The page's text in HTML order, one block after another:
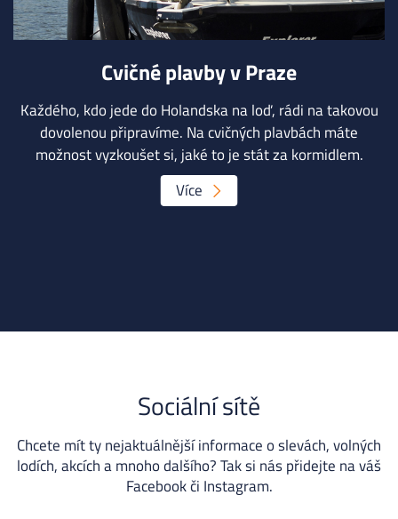
Cvičné plavby v Praze
Každého, kdo jede do Holandska na loď, rádi na takovou
dovolenou připravíme. Na cvičných plavbách máte
možnost vyzkoušet si, jaké to je stát za kormidlem.
Více
Sociální sítě
Chcete mít ty nejaktuálnější informace o slevách, volných
lodích, akcích a mnoho dalšího? Tak si nás přidejte na váš
Facebook či Instagram.